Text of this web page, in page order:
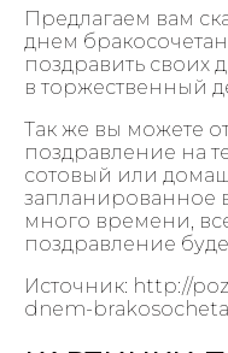
Предлагаем вам
днем
поздравить своих
в торжественный
Так же вы можете
поздравление на
сотовый или
запланированное
много времени,
поздравление
Источник: http://
dnem-